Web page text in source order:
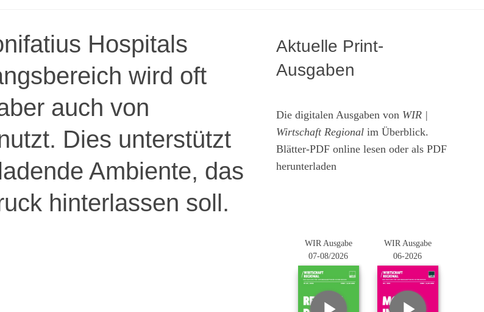
Hospitals
wird oft
auch von
Dies unterstützt
Ambiente, das
hinterlassen soll.
Aktuelle Print-
Ausgaben
Die digitalen Ausgaben von WIR |
Wirtschaft Regional im Überblick.
Blätter-PDF online lesen oder als PDF
herunterladen
WIR Ausgabe
07-08/2026
WIR Ausgabe
06-2026